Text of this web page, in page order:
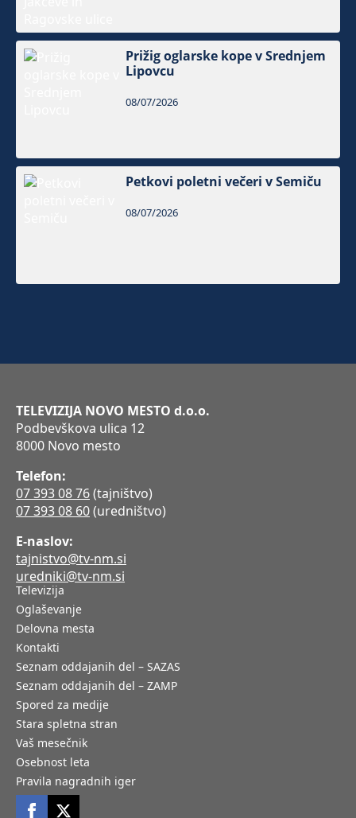
Prižig oglarske kope v Srednjem
Lipovcu
08/07/2026
Petkovi poletni večeri v Semiču
08/07/2026
TELEVIZIJA NOVO MESTO d.o.o.
Podbevškova ulica 12
8000 Novo mesto
Telefon:
07 393 08 76(tajništvo)
07 393 08 60(uredništvo)
E-naslov:
tajnistvo@tv-nm.si
uredniki@tv-nm.si
Televizija
Oglaševanje
Delovna mesta
Kontakti
Seznam oddajanih del – SAZAS
Seznam oddajanih del – ZAMP
Spored za medije
Stara spletna stran
Vaš mesečnik
Osebnost leta
Pravila nagradnih iger